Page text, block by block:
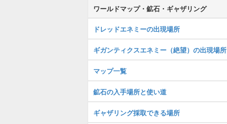
ワールドマップ・鉱石・ギャザリング
ドレッドエネミーの出現場所
ギガンティクスエネミー（絶望）の出現場所
マップ一覧
鉱石の入手場所と使い道
ギャザリング採取できる場所